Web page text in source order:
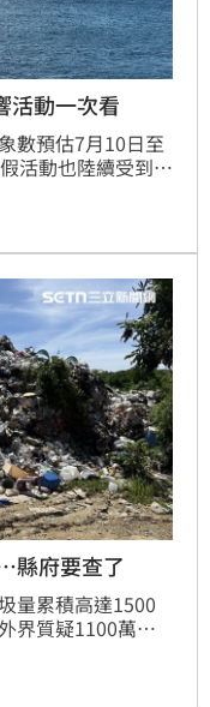
活動一次看
數預估7月10日至
活動也陸續受到波
「童畫內灣
也備受關注。
縣府要查了
量累積高達1500
界質疑1100萬元
他。李賜福是國